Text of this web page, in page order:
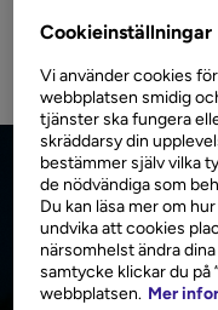
betraktas som finansiell
Cookieinställningar
Vi använder cookies
webbplatsen smidig
tjänster ska fungera
skräddarsy din
bestämmer själv vilka
de nödvändiga som
Du kan läsa mer om
undvika att cookies
närsomhelst ändra
samtycke klickar du på
webbplatsen. Mer